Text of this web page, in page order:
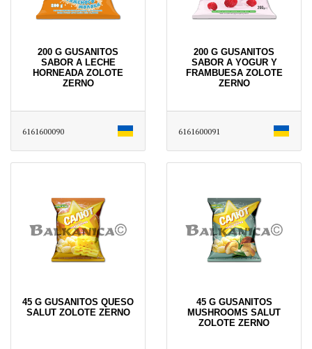
200 G GUSANITOS
SABOR A LECHE
HORNEADA ZOLOTE
ZERNO
6161600090
200 G GUSANITOS
SABOR A YOGUR Y
FRAMBUESA ZOLOTE
ZERNO
6161600091
45 G GUSANITOS QUESO
SALUT ZOLOTE ZERNO
45 G GUSANITOS
MUSHROOMS SALUT
ZOLOTE ZERNO